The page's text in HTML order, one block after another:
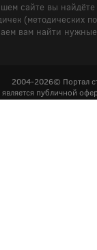
сайте вы
(методических
вам найти
2004-2026© Портал
публичной